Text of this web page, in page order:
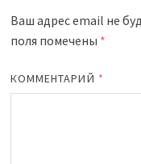
Ваш адрес email не
поля помечены *
КОММЕНТАРИЙ *